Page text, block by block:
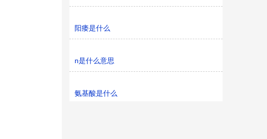
阳痿是什么
n是什么意思
氨基酸是什么